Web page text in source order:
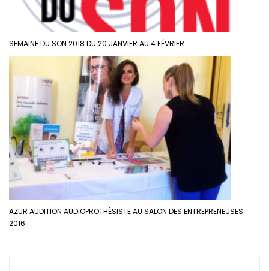
SEMAINE DU SON 2018 DU 20 JANVIER AU 4 FÉVRIER
AZUR AUDITION AUDIOPROTHÉSISTE AU SALON DES ENTREPRENEUSES
2016